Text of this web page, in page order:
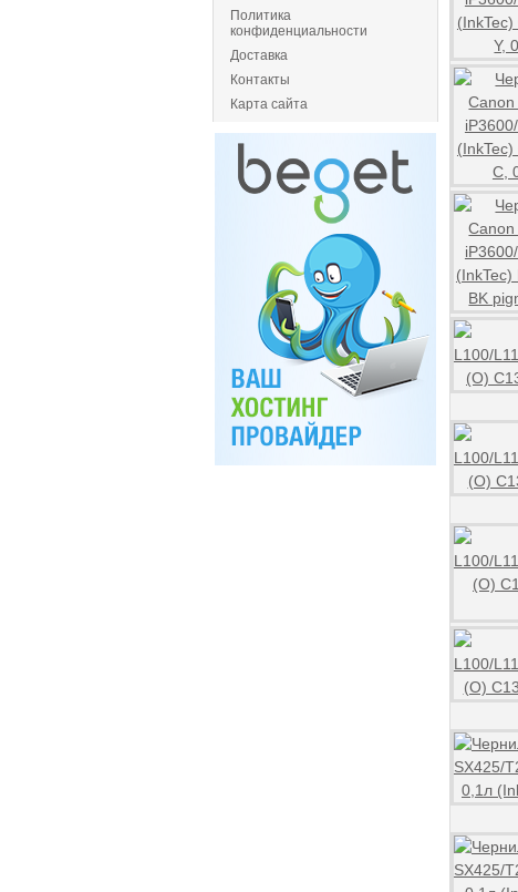
Политика
конфиденциальности
Доставка
Контакты
Карта сайта